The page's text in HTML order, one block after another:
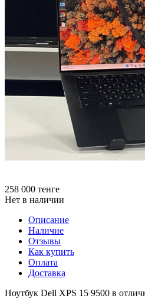
258 000 тенге
Нет в наличии
Описание
Наличие
Отзывы
Как купить
Оплата
Доставка
Ноутбук Dell XPS 15 9500 в